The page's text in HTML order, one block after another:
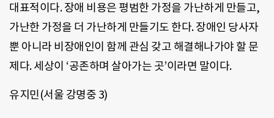
대표적이다. 장애 비용은 평범한 가정을 가난하게 만들고,
가난한 가정을 더 가난하게 만들기도 한다. 장애인 당사자
뿐 아니라 비장애인이 함께 관심 갖고 해결해나가야 할 문
제다. 세상이 ‘공존하며 살아가는 곳’이라면 말이다.
유지민(서울 강명중 3)